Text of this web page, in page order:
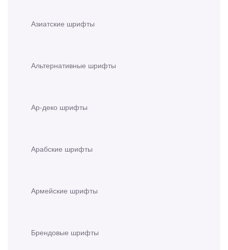
Азиатские шрифты
Альтернативные шрифты
Ар-деко шрифты
Арабские шрифты
Армейские шрифты
Брендовые шрифты